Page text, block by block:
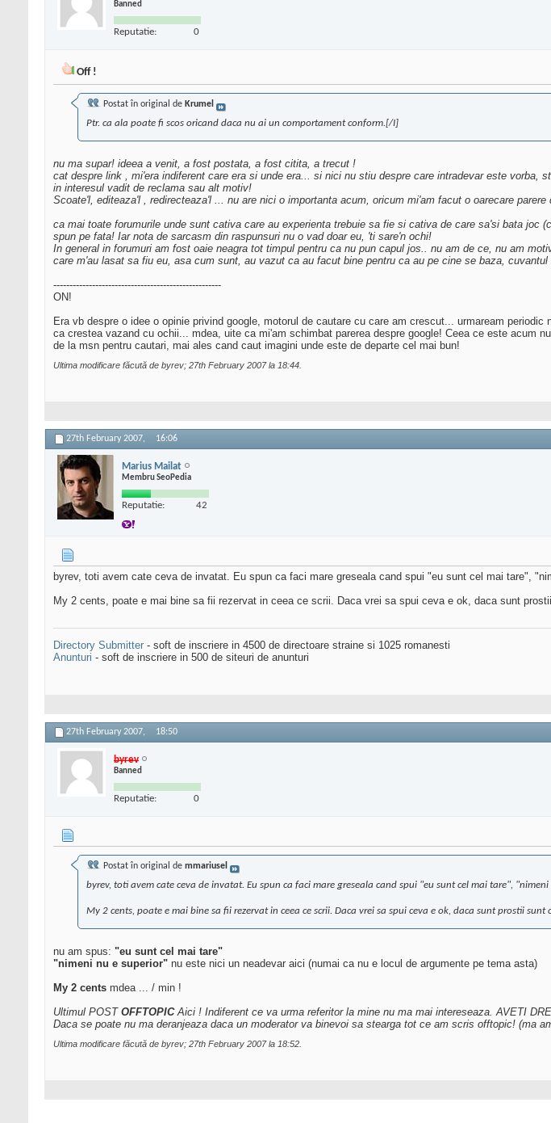
Banned
Reputatie: 0
Off !
Postat în original de Krumel
Ptr. ca ala poate fi scos oricand daca nu ai un comportament conform.[/I]
nu ma supar! ideea a venit, a fost postata, a fost citita, a trecut !
cat despre link , mi'era indiferent care era si unde era... si nici nu stiu despre care intradevar este
in interesul vadit de reclama sau alt motiv!
Scoate'l, editeaza'l , redirecteaza'l ... nu are nici o importanta acum, oricum mi'am facut o oarecare
ca mai toate forumurile unde sunt cativa care au experienta trebuie sa fie si cativa de care sa'si bata
spun pe fata! Iar nota de sarcasm din raspunsuri nu o vad doar eu, 'ti sare'n ochi!
In general in forumuri am fost oaie neagra tot timpul pentru ca nu pun capul jos.. nu am de ce, nu am
care m'au lasat sa fiu eu, asa cum sunt, au vazut ca au facut bine pentru ca au pe cine se baza,
----------------------------------------------------
ON!
Era vb despre o idee o opinie privind google, motorul de cautare cu care am crescut... urmaream
ca crestea vazand cu ochii... mdea, uite ca mi'am schimbat parerea despre google! Ceea ce este acum
de la msn pentru cautari, mai ales cand caut imagini unde este de departe cel mai bun!
Ultima modificare făcută de byrev; 27th February 2007 la 18:44
27th February 2007, 16:06
Marius Mailat
Membru SeoPedia
Reputatie: 42
byrev, toti avem cate ceva de invatat. Eu spun ca faci mare greseala cand spui "eu sunt cel mai tare",
My 2 cents, poate e mai bine sa fii rezervat in ceea ce scrii. Daca vrei sa spui ceva e ok, daca sunt
Directory Submitter - soft de inscriere in 4500 de directoare straine si 1025 romanesti
Anunturi - soft de inscriere in 500 de siteuri de anunturi
27th February 2007, 18:50
byrev
Banned
Reputatie: 0
Postat în original de mmariusel
byrev, toti avem cate ceva de invatat. Eu spun ca faci mare greseala cand spui "eu sunt cel mai tare",
My 2 cents, poate e mai bine sa fii rezervat in ceea ce scrii. Daca vrei sa spui ceva e ok, daca sunt prostii
nu am spus: "eu sunt cel mai tare"
"nimeni nu e superior" nu este nici un neadevar aici (numai ca nu e locul de argumente pe tema asta)
My 2 cents mdea ... / min !
Ultimul POST OFFTOPICAici ! Indiferent ce va urma referitor la mine nu ma mai intereseaza. AVETI
Daca se poate nu ma deranjeaza daca un moderator va binevoi sa stearga tot ce am scris offtopic! (ma
Ultima modificare făcută de byrev; 27th February 2007 la 18:52